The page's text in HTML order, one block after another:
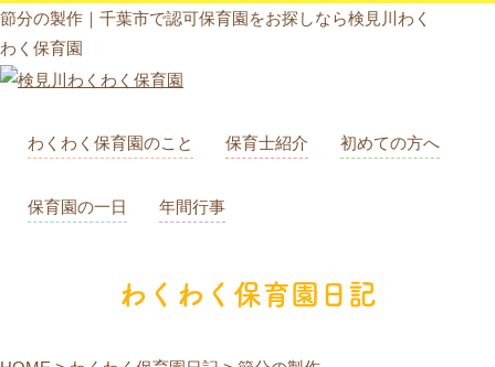
節分の製作｜千葉市で認可保育園をお探しなら検見川わく
わく保育園
わくわく保育園のこと 保育士紹介 初めての方へ
保育園の一日 年間行事
わくわく保育園日記